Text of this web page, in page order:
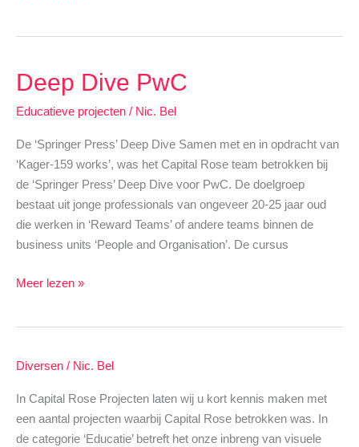
Deep Dive PwC
Educatieve projecten / Nic. Bel
De ‘Springer Press’ Deep Dive Samen met en in opdracht van
‘Kager-159 works’, was het Capital Rose team betrokken bij
de ‘Springer Press’ Deep Dive voor PwC. De doelgroep
bestaat uit jonge professionals van ongeveer 20-25 jaar oud
die werken in ‘Reward Teams’ of andere teams binnen de
business units ‘People and Organisation’. De cursus
Deep
Meer lezen »
Diversen / Nic. Bel
In Capital Rose Projecten laten wij u kort kennis maken met
een aantal projecten waarbij Capital Rose betrokken was. In
de categorie ‘Educatie’ betreft het onze inbreng van visuele